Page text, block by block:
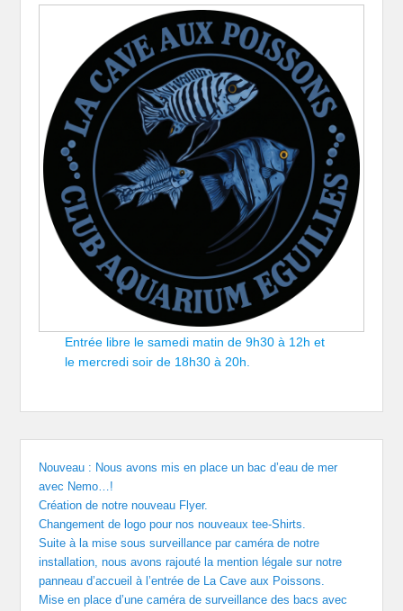
Entrée libre le samedi matin de 9h30 à 12h et
le mercredi soir de 18h30 à 20h.
Nouveau : Nous avons mis en place un bac d’eau de mer
avec Nemo…!
Création de notre nouveau Flyer.
Changement de logo pour nos nouveaux tee-Shirts.
Suite à la mise sous surveillance par caméra de notre
installation, nous avons rajouté la mention légale sur notre
panneau d’accueil à l’entrée de La Cave aux Poissons.
Mise en place d’une caméra de surveillance des bacs avec